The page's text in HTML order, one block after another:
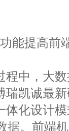
提高前
中，大数
瑞凯诚最
体化设计
据。前端